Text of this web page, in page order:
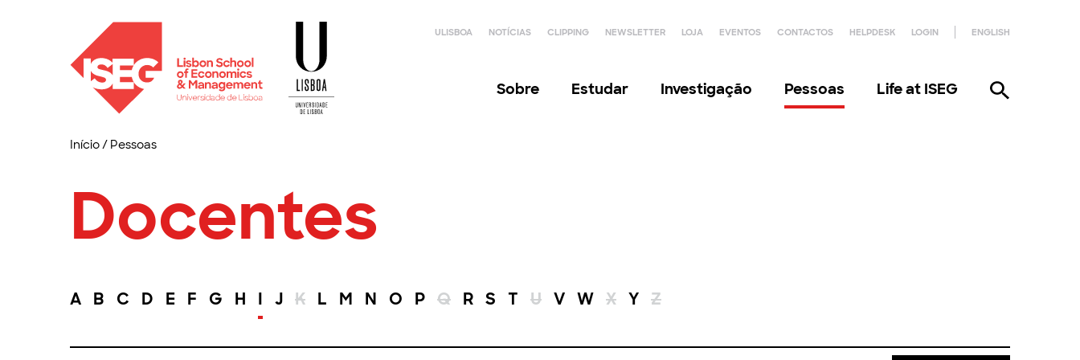
ULISBOA NOTÍCIAS CLIPPING NEWSLETTER LOJA EVENTOS CONTACTOS HELPDESK LOGIN ENGLISH
Sobre Estudar Investigação Pessoas Life at ISEG
Início/ Pessoas
Docentes
A B C D E F G H I J K L M N O P Q R S T U V W X Y Z